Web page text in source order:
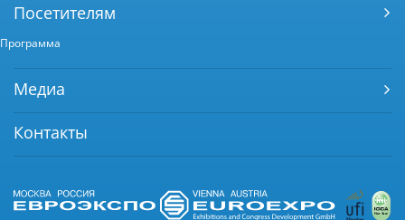
Посетителям
Программа
Медиа
Контакты